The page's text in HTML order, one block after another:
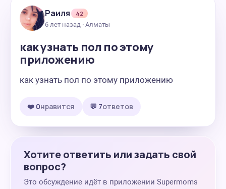
Раиля
42
6 лет назад · Алматы
как узнать пол по этому
приложению
как узнать пол по этому приложению
❤️ 0нравится 💬 7ответов
Хотите ответить или задать свой
вопрос?
Это обсуждение идёт в приложении Supermoms